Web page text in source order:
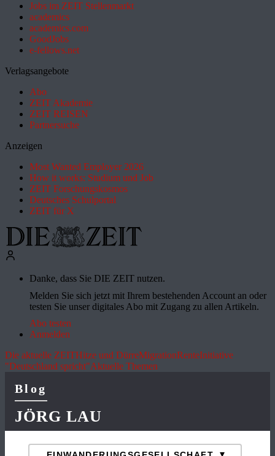
Jobs im ZEIT Stellenmarkt
academics
academics.com
GoodJobs
e-fellows.net
Verlagsangebote
Abo
ZEIT Akademie
ZEIT REISEN
Partnersuche
Anzeigen
Most Wanted Employer 2026
How it works: Studium und Job
ZEIT Forschungskosmos
Deutsches Schulportal
ZEIT für X
Danke, dass Sie DIE ZEIT nutzen.
Melden Sie sich jetzt mit Ihrem bestehenden Account an oder
testen Sie unser digitales Abo mit Zugang zu allen Artikeln.
Abo testen
Anmelden
Die aktuelle ZEITHitze und DürreMigrationRenteInitiative
"Deutschland spricht"Aktuelle Themen
Blog
JÖRG LAU